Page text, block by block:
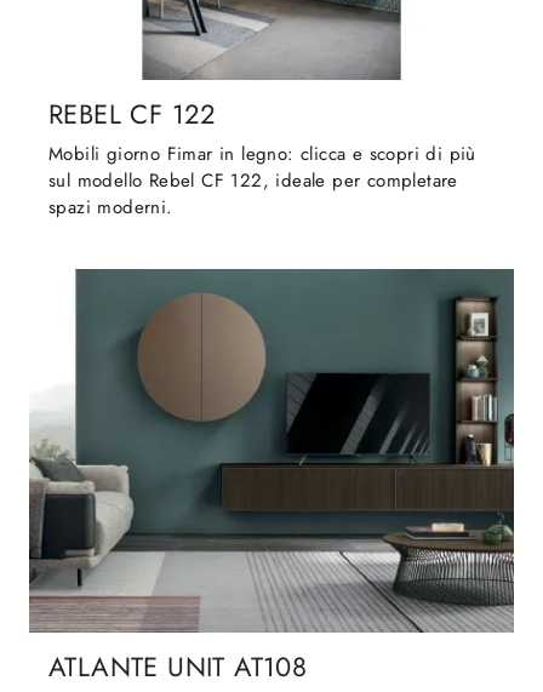
REBEL CF 122
Mobili giorno Fimar in legno: clicca e scopri di più
sul modello Rebel CF 122, ideale per completare
spazi moderni.
ATLANTE UNIT AT108